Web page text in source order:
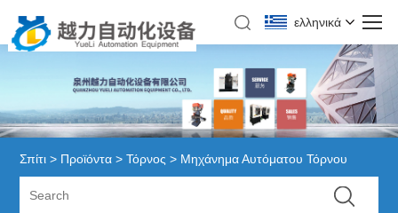
ελληνικά
Σπίτι > Προϊόντα >Τόρνος > Μηχάνημα Αυτόματου Τόρνου